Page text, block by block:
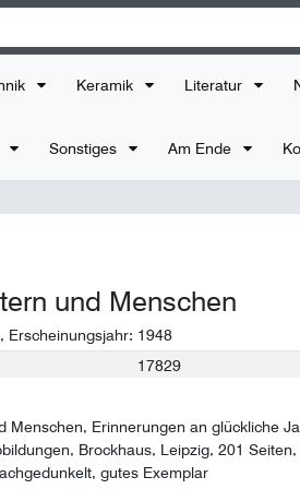
Keramik Literatur
Sonstiges Am Ende
und Menschen
, Erscheinungsjahr: 1948
17829
Menschen, Erinnerungen an glückliche
Brockhaus, Leipzig, 201
gutes Exemplar